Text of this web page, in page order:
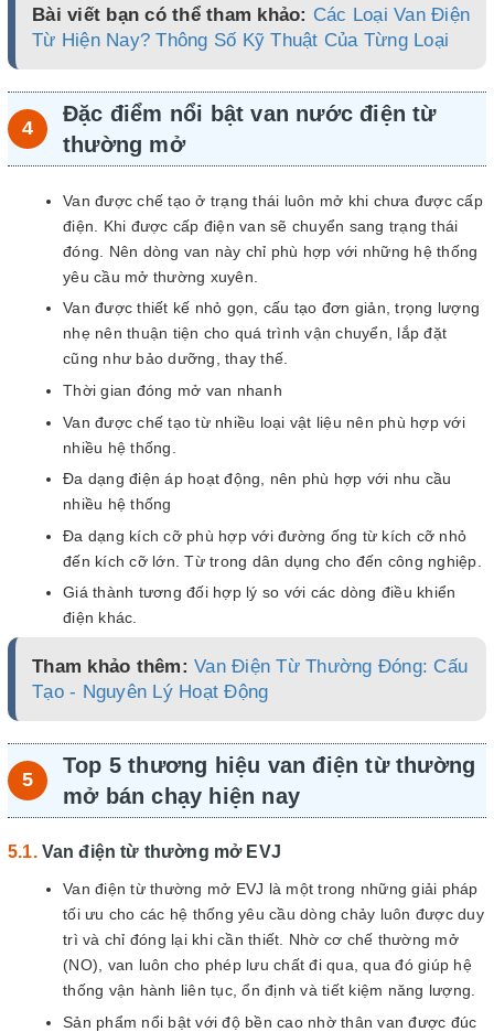
Bài viết bạn có thể tham khảo: Các Loại Van Điện
Từ Hiện Nay? Thông Số Kỹ Thuật Của Từng Loại
Đặc điểm nổi bật van nước điện từ
thường mở
Van được chế tạo ở trạng thái luôn mở khi chưa được cấp
điện. Khi được cấp điện van sẽ chuyển sang trạng thái
đóng. Nên dòng van này chỉ phù hợp với những hệ thống
yêu cầu mở thường xuyên.
Van được thiết kế nhỏ gọn, cấu tạo đơn giản, trọng lượng
nhẹ nên thuận tiện cho quá trình vận chuyển, lắp đặt
cũng như bảo dưỡng, thay thế.
Thời gian đóng mở van nhanh
Van được chế tạo từ nhiều loại vật liệu nên phù hợp với
nhiều hệ thống.
Đa dạng điện áp hoạt động, nên phù hợp với nhu cầu
nhiều hệ thống
Đa dạng kích cỡ phù hợp với đường ống từ kích cỡ nhỏ
đến kích cỡ lớn. Từ trong dân dụng cho đến công nghiệp.
Giá thành tương đối hợp lý so với các dòng điều khiển
điện khác.
Tham khảo thêm: Van Điện Từ Thường Đóng: Cấu
Tạo - Nguyên Lý Hoạt Động
Top 5 thương hiệu van điện từ thường
mở bán chạy hiện nay
Van điện từ thường mở EVJ
Van điện từ thường mở EVJ là một trong những giải pháp
tối ưu cho các hệ thống yêu cầu dòng chảy luôn được duy
trì và chỉ đóng lại khi cần thiết. Nhờ cơ chế thường mở
(NO), van luôn cho phép lưu chất đi qua, qua đó giúp hệ
thống vận hành liên tục, ổn định và tiết kiệm năng lượng.
Sản phẩm nổi bật với độ bền cao nhờ thân van được đúc